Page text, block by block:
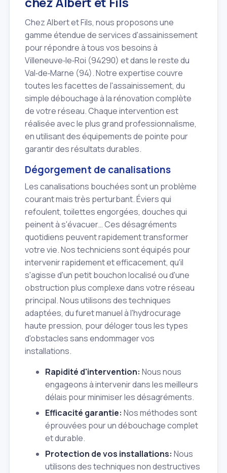
Chez Albert et Fils, nous proposons une
gamme étendue de services d'assainissement
pour répondre à tous vos besoins à
Villeneuve‑le‑Roi (94290) et dans le reste du
Val‑de‑Marne (94). Notre expertise couvre
toutes les facettes de l'assainissement, du
simple débouchage à la rénovation complète
de votre réseau. Chaque intervention est
réalisée avec le plus grand professionnalisme,
en utilisant des équipements de pointe pour
garantir des résultats durables.
Dégorgement de canalisations
Les canalisations bouchées sont un problème
courant mais très perturbant. Éviers qui
refoulent, toilettes engorgées, douches qui
peinent à s'évacuer… Ces désagréments
quotidiens peuvent rapidement transformer
votre vie. Nos techniciens sont équipés pour
intervenir rapidement et efficacement, qu'il
s'agisse d'un petit bouchon localisé ou d'une
obstruction plus complexe dans votre réseau
principal. Nous utilisons des techniques
adaptées, du furet manuel à l'hydrocurage
haute pression, pour déloger tous les types
d'obstacles sans endommager vos
installations.
Rapidité d'intervention: Nous nous
engageons à intervenir dans les meilleurs
délais pour minimiser les désagréments.
Efficacité garantie: Nos méthodes sont
éprouvées pour un débouchage complet
et durable.
Protection de vos installations: Nous
utilisons des techniques non destructives